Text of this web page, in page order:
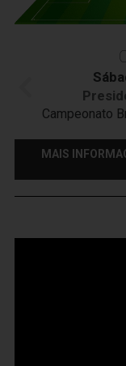
Campeonato
MAIS